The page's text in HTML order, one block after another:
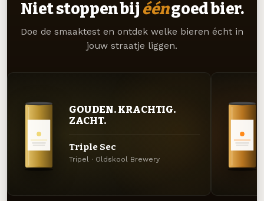
Niet stoppen bij ééngoed bier.
Doe de smaaktest en ontdek welke bieren écht in
jouw straatje liggen.
GOUDEN. KRACHTIG.
ZACHT.
Triple Sec
Tripel · Oldskool Brewery